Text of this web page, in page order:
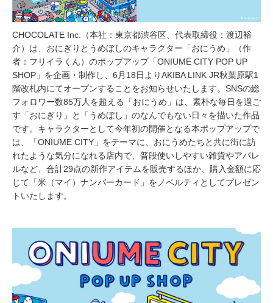
CHOCOLATE Inc.（本社：東京都渋谷区、代表取締役：渡辺裕
介）は、おにぎりとうめぼしのキャラクター「おにうめ」（作
者：フリイラくん）のポップアップ「ONIUME CITY POP UP
SHOP」を企画・制作し、6月18日よりAKIBA LINK JR秋葉原駅1
階改札内にてオープンすることをお知らせいたします。SNSの総
フォロワー数85万人を超える「おにうめ」は、素朴な毎日を過ご
す「おにぎり」と「うめぼし」のなんでもない日々を描いた作品
です。キャラクターとして今年初の開催となる本ポップアップで
は、「ONIUME CITY」をテーマに、おにうめたちと共に街に訪
れたような気分になれる店内で、普段使いしやすい雑貨やアパレ
ルなど、合計29点の新作アイテムを販売するほか、購入金額に応
じて「米（マイ）ナンバーカード」をノベルティとしてプレゼン
トいたします。